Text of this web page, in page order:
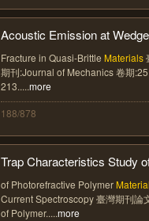
Acoustic Emission at
Fracture in Quasi-Brittle Materials
期刊:Journal of Mechanics 卷期
213.....more
188/878
Trap Characteristics Study
of Photorefractive Polymer
Current Spectroscopy 臺灣期刊論
of Polymer.....more